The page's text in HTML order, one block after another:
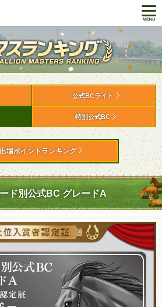
公式BCライト
特別公式BC
出場ポイントランキング
ド別公式BC グレードA